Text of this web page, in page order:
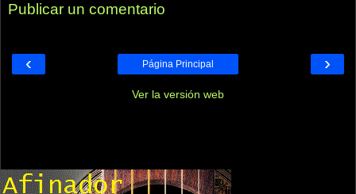
Publicar un comentario
‹ ›
Página Principal
Ver la versión web